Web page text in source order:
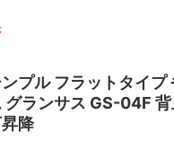
ンプル フラットタイ
グランサス GS-04F 背
降